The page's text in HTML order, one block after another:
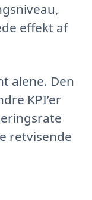
effekt af
alene. Den
KPI’er
retvisende